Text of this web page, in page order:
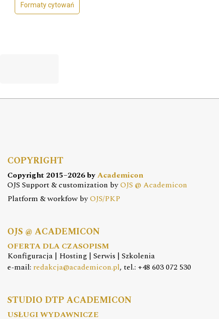
Formaty cytowań
COPYRIGHT
Copyright 2015–2026 byAcademicon
OJS Support & customization byOJS @ Academicon
Platform & workfow byOJS/PKP
OJS @ ACADEMICON
OFERTA DLA CZASOPISM
Konfiguracja | Hosting | Serwis | Szkolenia
e-mail: redakcja@academicon.pl, tel.: +48 603 072 530
STUDIO DTP ACADEMICON
USŁUGI WYDAWNICZE